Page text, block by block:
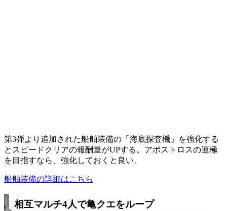
第3弾より追加された船舶装備の「海底探査機」を強化する
とスピードクリアの報酬量がUPする。アポストロスの運極
を目指すなら、強化しておくと良い。
船舶装備の詳細はこちら
相互マルチ4人で亀クエをループ